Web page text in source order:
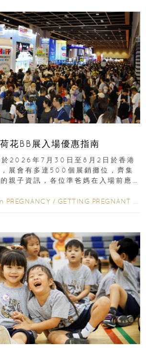
花BB展入場優惠指南
於2026年7月30日至8月2日於香港
展會有多達500個展銷攤位，齊集
親子資訊，各位準爸媽在入場前應
PREGNANCY / GETTING PREGNANT